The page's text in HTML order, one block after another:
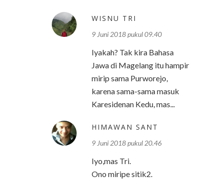
WISNU TRI
9 Juni 2018 pukul 09.40
Iyakah? Tak kira Bahasa
Jawa di Magelang itu hampir
mirip sama Purworejo,
karena sama-sama masuk
Karesidenan Kedu, mas...
HIMAWAN SANT
9 Juni 2018 pukul 20.46
Iyo,mas Tri.
Ono miripe sitik2.